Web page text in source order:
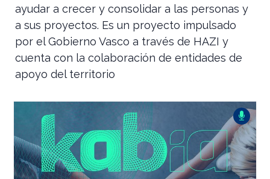
ayudar a crecer y consolidar a las personas y
a sus proyectos. Es un proyecto impulsado
por el Gobierno Vasco a través de HAZI y
cuenta con la colaboración de entidades de
apoyo del territorio